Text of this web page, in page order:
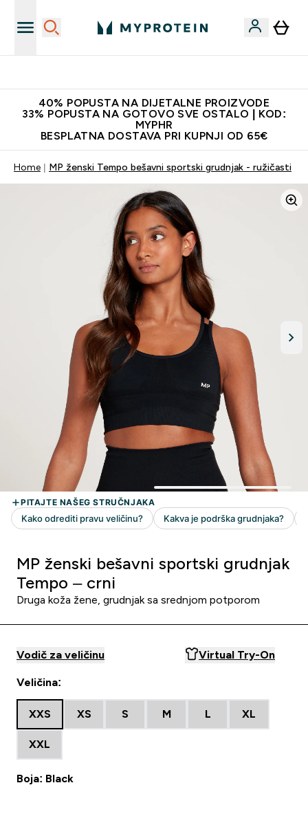
40% POPUSTA NA DIJETALNE PROIZVODE
33% POPUSTA NA GOTOVO SVE OSTALO | KOD:
MYPHR
BESPLATNA DOSTAVA PRI KUPNJI OD 65€
Home MP ženski Tempo bešavni sportski grudnjak - ružičasti
MP ženski bešavni sportski grudnjak
Tempo – crni
Druga koža žene, grudnjak sa srednjom potporom
Vodič za veličinu Virtual Try-On
Veličina:
XXS XS S M L XL
XXL
Boja: Black